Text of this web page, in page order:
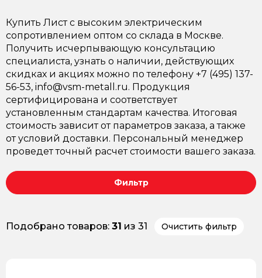
Купить Лист с высоким электрическим
сопротивлением оптом со склада в Москве.
Получить исчерпывающую консультацию
специалиста, узнать о наличии, действующих
скидках и акциях можно по телефону +7 (495) 137-
56-53, info@vsm-metall.ru. Продукция
сертифицирована и соответствует
установленным стандартам качества. Итоговая
стоимость зависит от параметров заказа, а также
от условий доставки. Персональный менеджер
проведет точный расчет стоимости вашего заказа.
Фильтр
Подобрано товаров: 31 из 31 Очистить фильтр